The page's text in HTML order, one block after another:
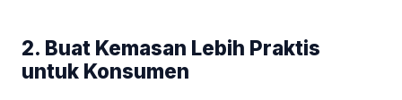
2. Buat Kemasan Lebih Praktis
untuk Konsumen